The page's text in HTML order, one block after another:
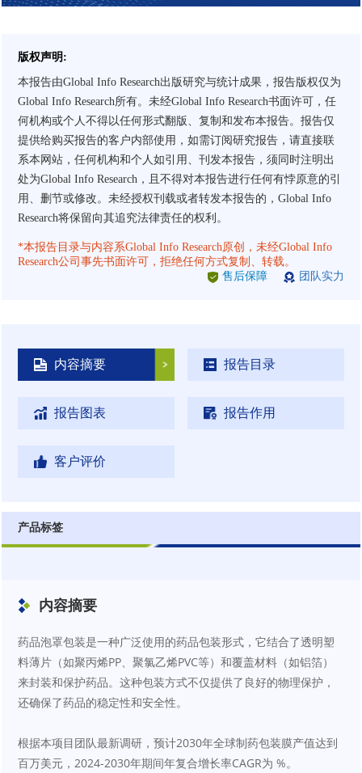
版权声明:
本报告由Global Info Research出版研究与统计成果，报告版权仅为
Global Info Research所有。未经Global Info Research书面许可，任
何机构或个人不得以任何形式翻版、复制和发布本报告。报告仅
提供给购买报告的客户内部使用，如需订阅研究报告，请直接联
系本网站，任何机构和个人如引用、刊发本报告，须同时注明出
处为Global Info Research，且不得对本报告进行任何有悖原意的引
用、删节或修改。未经授权刊载或者转发本报告的，Global Info
Research将保留向其追究法律责任的权利。
*本报告目录与内容系Global Info Research原创，未经Global Info
Research公司事先书面许可，拒绝任何方式复制、转载。
售后保障
团队实力
内容摘要 报告目录
报告图表 报告作用
客户评价
产品标签
内容摘要
药品泡罩包装是一种广泛使用的药品包装形式，它结合了透明塑
料薄片（如聚丙烯PP、聚氯乙烯PVC等）和覆盖材料（如铝箔）
来封装和保护药品。这种包装方式不仅提供了良好的物理保护，
还确保了药品的稳定性和安全性。
根据本项目团队最新调研，预计2030年全球制药包装膜产值达到
百万美元，2024-2030年期间年复合增长率CAGR为 %。